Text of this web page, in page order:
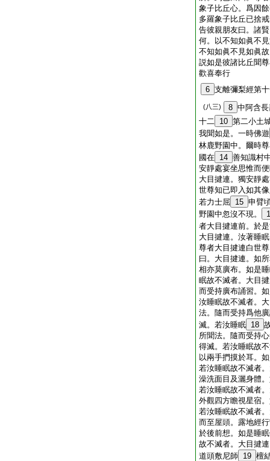
象子比丘心。爲因
多羅象子比丘已捨
告彼親朋友曰。諸
何。以不知如眞不
不知如眞不見如眞
説如是彼諸比丘聞
歡喜奉行
6 支離彌梨經第
(八三) 8 中阿含
十二 10 第二小土
我聞如是。一時佛遊
林鹿野園中。爾時
國在 14 善知識村
安靜處宴坐思惟而
大目揵連。獨安靜
世尊知已即入如其
若力士屈
15 申臂
野園中忽沒不現。
者大目揵連前。於
大目揵連。汝著睡
尊者大目揵連白世
曰。大目揵連。如
相亦莫廣布。如是
眠故不滅者。大目
而受持廣布誦習。
汝睡眠故不滅者。
法。隨而受持爲他
滅。若汝睡眠 18
所聞法。隨而受持
得滅。若汝睡眠故
以兩手捫摸於耳。
若汝睡眠故不滅者
澡洗面目及灑身體
若汝睡眠故不滅者
外觀四方瞻視星宿
若汝睡眠故不滅者
而至屋頭。露地經
於後前想。如是睡
故不滅者。大目揵
道頭敷尼師 19 檀